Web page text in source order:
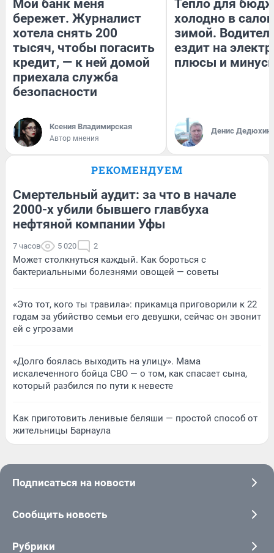
Мой банк меня
бережет. Журналист
хотела снять 200
тысяч, чтобы погасить
кредит, — к ней домой
приехала служба
безопасности
Ксения Владимирская
Автор мнения
Тепло для
холодно в
зимой.
ездит на
плюсы и
Денис Дедюхин
РЕКОМЕНДУЕМ
Смертельный аудит: за что в начале
2000-х убили бывшего главбуха
нефтяной компании Уфы
7 часов 5 020 2
Может столкнуться каждый. Как бороться с
бактериальными болезнями овощей — советы
«Это тот, кого ты травила»: прикамца приговорили к 22
годам за убийство семьи его девушки, сейчас он звонит
ей с угрозами
«Долго боялась выходить на улицу». Мама
искалеченного бойца СВО — о том, как спасает сына,
который разбился по пути к невесте
Как приготовить ленивые беляши — простой способ от
жительницы Барнаула
Подписаться на новости
Сообщить новость
Рубрики